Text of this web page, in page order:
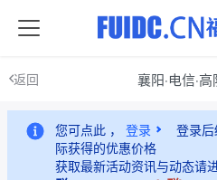
返回 襄阳·电信·高
您可点此 ， 登录
登录
际获得的优惠价格
获取最新活动资讯与动态请